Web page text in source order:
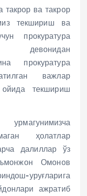
такрор ва такрор
текшириш ва
прокуратура
девонидан
прокуратура
важлар
текшириш
ҳолатлар
далиллар ўз
Омонов
уруғларига
ажратиб